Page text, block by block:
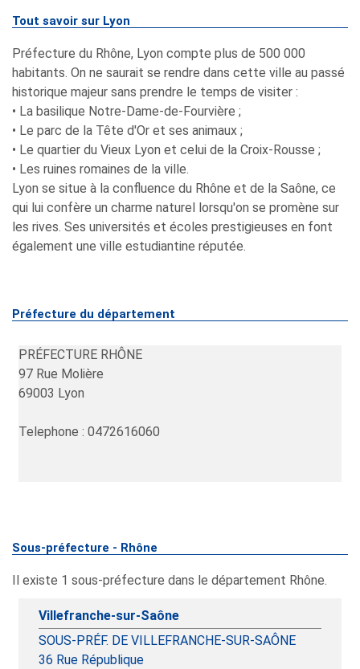
Tout savoir sur Lyon
Préfecture du Rhône, Lyon compte plus de 500 000
habitants. On ne saurait se rendre dans cette ville au passé
historique majeur sans prendre le temps de visiter :
• La basilique Notre-Dame-de-Fourvière ;
• Le parc de la Tête d'Or et ses animaux ;
• Le quartier du Vieux Lyon et celui de la Croix-Rousse ;
• Les ruines romaines de la ville.
Lyon se situe à la confluence du Rhône et de la Saône, ce
qui lui confère un charme naturel lorsqu'on se promène sur
les rives. Ses universités et écoles prestigieuses en font
également une ville estudiantine réputée.
Préfecture du département
PRÉFECTURE RHÔNE
97 Rue Molière
69003 Lyon
Telephone : 0472616060
Sous-préfecture - Rhône
Il existe 1 sous-préfecture dans le département Rhône.
Villefranche-sur-Saône
SOUS-PRÉF. DE VILLEFRANCHE-SUR-SAÔNE
36 Rue République